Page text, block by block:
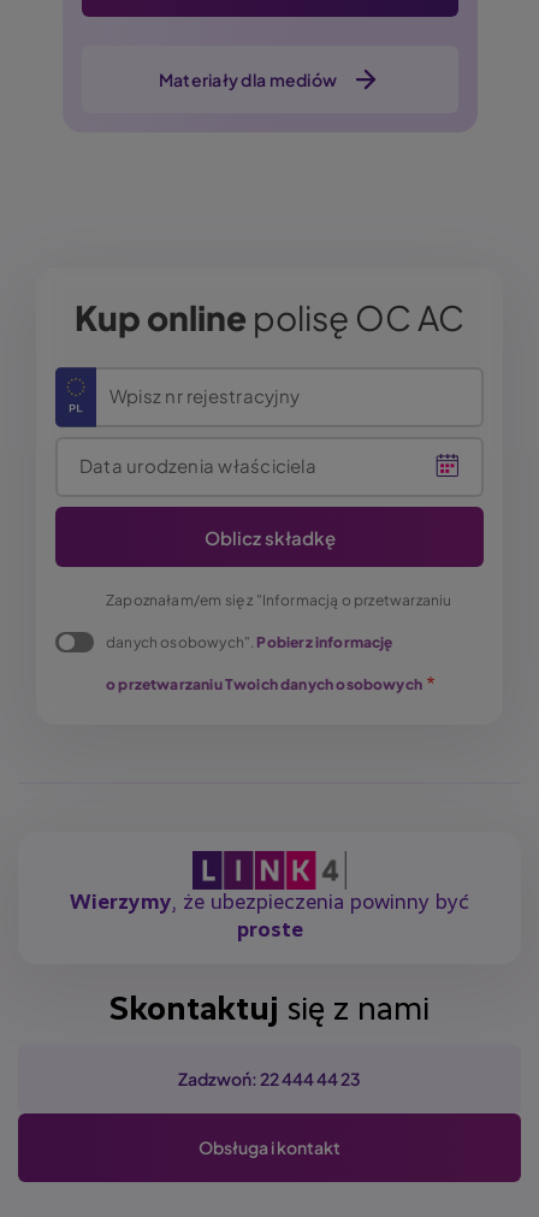
Materiały dla mediów
Kup online polisę OC AC
Wpisz nr rejestracyjny
Data urodzenia właściciela
Zapoznałam/em się z "Informacją o przetwarzaniu
danych osobowych". Pobierz informację
o przetwarzaniu Twoich danych osobowych
Wierzymy, że ubezpieczenia powinny być
proste
Skontaktuj się z nami
Zadzwoń: 22 444 44 23
Obsługa i kontakt